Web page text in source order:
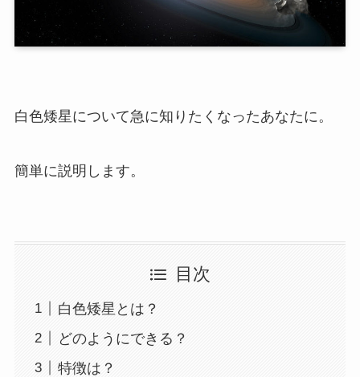
白色矮星について急に知りたくなったあなたに。
簡単に説明します。
目次
白色矮星とは？
どのようにできる？
特徴は？